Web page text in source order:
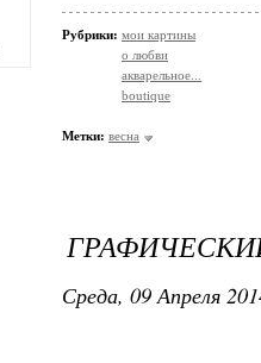
Рубрики: мои картины
о любви
акварельное...
boutique
Метки: весна
Среда, 09 Апреля